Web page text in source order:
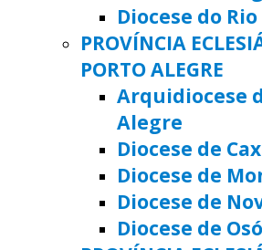
Diocese do
PROVÍNCIA
PORTO ALEGRE
Arquidiocese
Alegre
Diocese de
Diocese de
Diocese de
Diocese de